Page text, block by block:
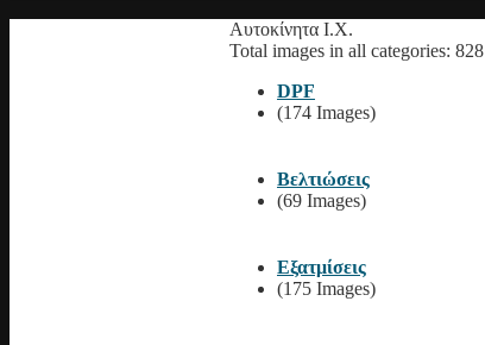
Αυτοκίνητα Ι.Χ.
Total images in all categories: 828
DPF
(174 Images)
Βελτιώσεις
(69 Images)
Εξατμίσεις
(175 Images)